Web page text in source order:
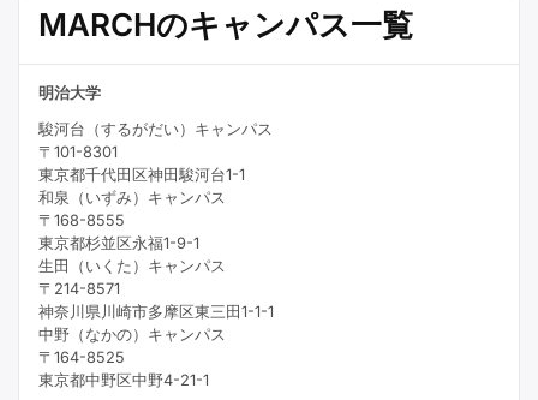
MARCHのキャンパス一覧
明治大学
駿河台（するがだい）キャンパス
〒101-8301
東京都千代田区神田駿河台1-1
和泉（いずみ）キャンパス
〒168-8555
東京都杉並区永福1-9-1
生田（いくた）キャンパス
〒214-8571
神奈川県川崎市多摩区東三田1-1-1
中野（なかの）キャンパス
〒164-8525
東京都中野区中野4-21-1